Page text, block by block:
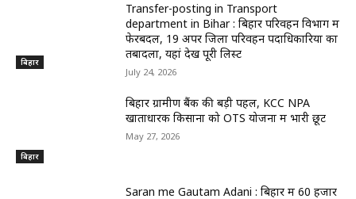
बिहार
Transfer-posting in Transport
department in Bihar : बिहार परिवहन विभाग में
फेरबदल, 19 अपर जिला परिवहन पदाधिकारियों का
तबादला, यहां देखें पूरी लिस्ट
July 24, 2026
बिहार
बिहार ग्रामीण बैंक की बड़ी पहल, KCC NPA
खाताधारक किसानों को OTS योजना में भारी छूट
May 27, 2026
Saran me Gautam Adani : बिहार में 60 हजार